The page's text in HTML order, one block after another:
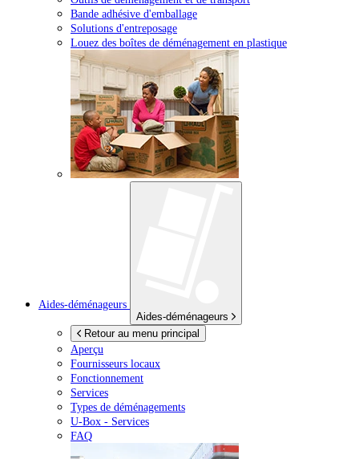
Bande adhésive d'emballage
Solutions d'entreposage
Louez des boîtes de déménagement en plastique
Aides-déménageurs
Aides-déménageurs
Retour au menu principal
Aperçu
Fournisseurs locaux
Fonctionnement
Services
Types de déménagements
U-Box - Services
FAQ